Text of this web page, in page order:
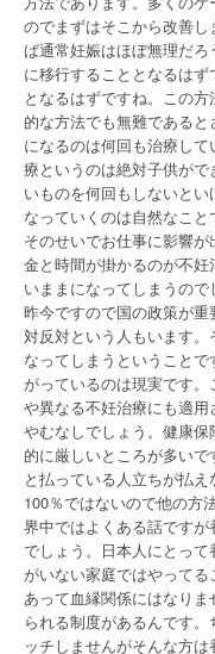
のでまずはそこから改善
ば通常妊娠はほぼ無理だ
に移行することとなるは
となるはずですね。この
的な方法でも無難である
になるのは何回も治療し
療というのは絶対子供が
いものを何回もしないと
なっていくのは自然なこ
そのせいでお仕事に影響が
金と時間が掛かるのが不
いままになってしまうの
昨今ですので国の政策が
対反対という人もいます
なってしまうということ
がっているのは現実です
や異なる不妊治療にも適
やむなしでしょう。健康
的に厳しいところが多い
と払っている人立ちが払
100％ではないので他の方
界中ではよくある話です
でしょう。日本人にとっ
がいない家庭ではやって
あって血縁関係にはなり
られる制度があるんです
ッチしませんがそんな方は